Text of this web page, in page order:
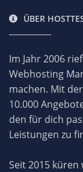
ÜBER
Im Jahr 2006
Webhosting
machen. Mit
10.000
den für dich
Leistungen zu
Seit 2015